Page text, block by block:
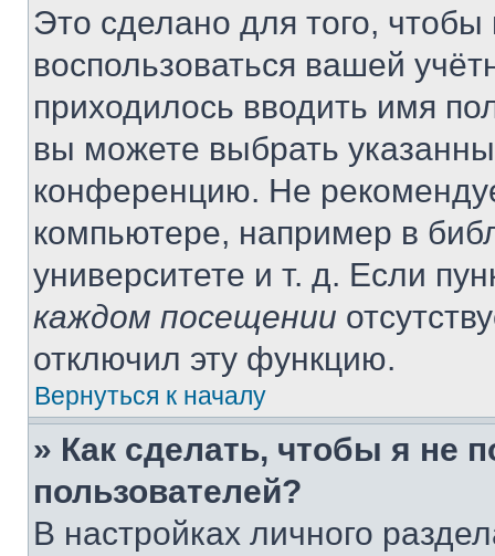
Это сделано для того, чтобы
воспользоваться вашей
приходилось вводить имя
вы можете выбрать
конференцию. Не
компьютере, например в
университете и т. д. Если
каждом посещении
отключил эту функцию.
Вернуться к началу
» Как сделать, чтобы я не
пользователей?
В настройках личного